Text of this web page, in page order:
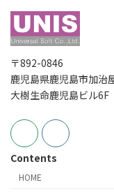
〒892-0846
鹿児島県鹿児島市加治
大樹生命鹿児島ビル6F
Contents
HOME